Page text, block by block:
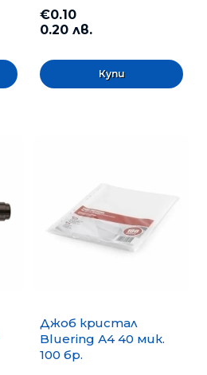
€0.10
0.20 лв.
Джоб кристал
Bluering А4 40 мик.
100 бр.